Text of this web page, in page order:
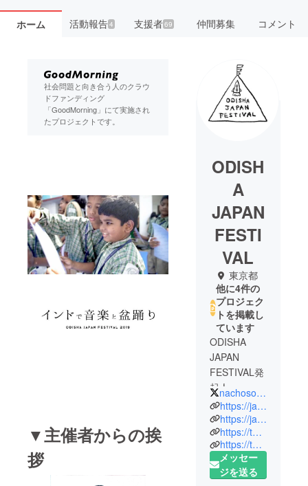
ホーム 活動報告4 支援者69 仲間募集 コメント
社会問題と向き合う人のクラウ
ドファンディング
「GoodMorning」にて実施され
たプロジェクトです。
▼主催者からの挨
拶
ODISH
A
JAPAN
FESTI
VAL
東京都
他に4件の
プロジェク
トを掲載し
ています
ODISHA
JAPAN
FESTIVAL発
起人
宮原 ナ
チョス
剛。
1983年東京
nachosofficial3
https://japan-india.club/
https://japan-india.club/odishajapanfestival/
https://twitter.com/odishajapanfest
https://twitter.com/JAPANINDIACLUB
メッセー
ジを送る